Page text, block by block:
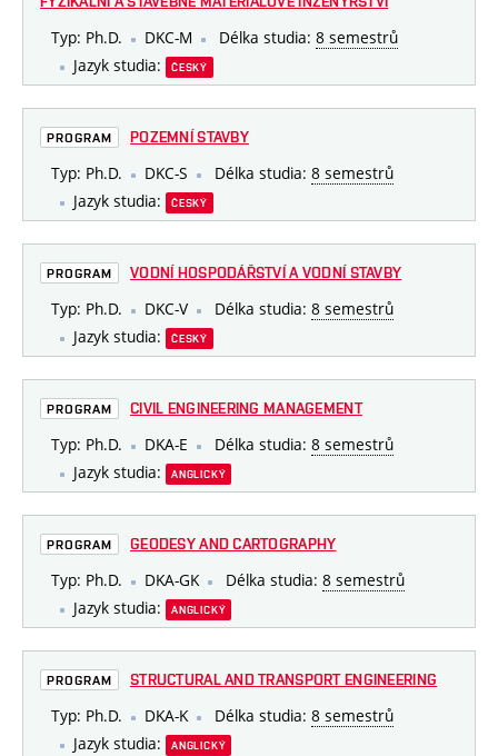
Typ: Ph.D. DKC-M Délka studia: 8 semestrů
Jazyk studia:
ČESKÝ
PROGRAM POZEMNÍ STAVBY
Typ: Ph.D. DKC-S Délka studia: 8 semestrů
Jazyk studia:
ČESKÝ
PROGRAM VODNÍ HOSPODÁŘSTVÍ A VODNÍ STAVBY
Typ: Ph.D. DKC-V Délka studia: 8 semestrů
Jazyk studia:
ČESKÝ
PROGRAM CIVIL ENGINEERING MANAGEMENT
Typ: Ph.D. DKA-E Délka studia: 8 semestrů
Jazyk studia:
ANGLICKÝ
PROGRAM GEODESY AND CARTOGRAPHY
Typ: Ph.D. DKA-GK Délka studia: 8 semestrů
Jazyk studia:
ANGLICKÝ
PROGRAM STRUCTURAL AND TRANSPORT ENGINEERING
Typ: Ph.D. DKA-K Délka studia: 8 semestrů
Jazyk studia:
ANGLICKÝ